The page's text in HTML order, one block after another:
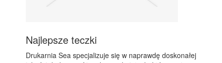
Najlepsze teczki
Drukarnia Sea specjalizuje się w naprawdę doskonałej